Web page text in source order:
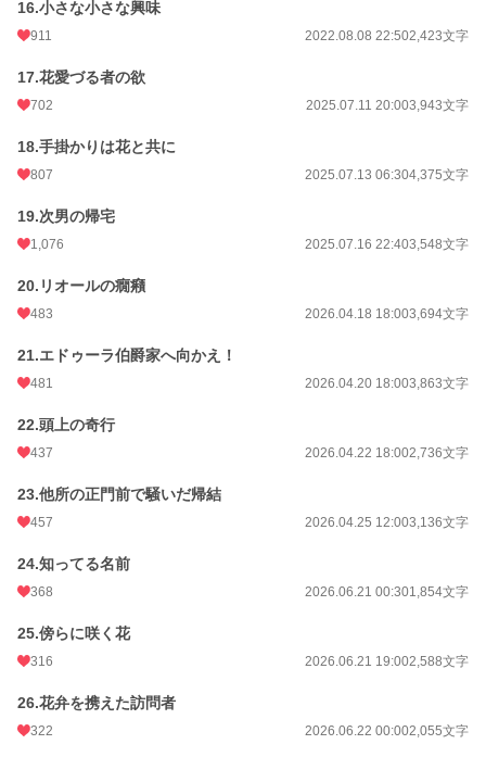
16.小さな小さな興味
911 2022.08.08 22:502,423文字
17.花愛づる者の欲
702 2025.07.11 20:003,943文字
18.手掛かりは花と共に
807 2025.07.13 06:304,375文字
19.次男の帰宅
1,076 2025.07.16 22:403,548文字
20.リオールの癇癪
483 2026.04.18 18:003,694文字
21.エドゥーラ伯爵家へ向かえ！
481 2026.04.20 18:003,863文字
22.頭上の奇行
437 2026.04.22 18:002,736文字
23.他所の正門前で騒いだ帰結
457 2026.04.25 12:003,136文字
24.知ってる名前
368 2026.06.21 00:301,854文字
25.傍らに咲く花
316 2026.06.21 19:002,588文字
26.花弁を携えた訪問者
322 2026.06.22 00:002,055文字